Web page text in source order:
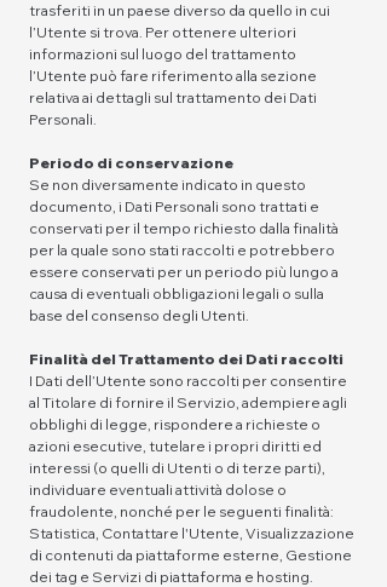
trasferiti in un paese diverso da quello in cui
l’Utente si trova. Per ottenere ulteriori
informazioni sul luogo del trattamento
l’Utente può fare riferimento alla sezione
relativa ai dettagli sul trattamento dei Dati
Personali.
Periodo di conservazione
Se non diversamente indicato in questo
documento, i Dati Personali sono trattati e
conservati per il tempo richiesto dalla finalità
per la quale sono stati raccolti e potrebbero
essere conservati per un periodo più lungo a
causa di eventuali obbligazioni legali o sulla
base del consenso degli Utenti.
Finalità del Trattamento dei Dati raccolti
I Dati dell’Utente sono raccolti per consentire
al Titolare di fornire il Servizio, adempiere agli
obblighi di legge, rispondere a richieste o
azioni esecutive, tutelare i propri diritti ed
interessi (o quelli di Utenti o di terze parti),
individuare eventuali attività dolose o
fraudolente, nonché per le seguenti finalità:
Statistica, Contattare l'Utente, Visualizzazione
di contenuti da piattaforme esterne, Gestione
dei tag e Servizi di piattaforma e hosting.